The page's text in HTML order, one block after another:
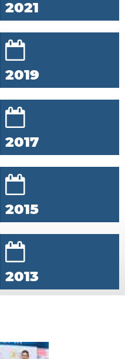
2021
2019
2017
2015
2013